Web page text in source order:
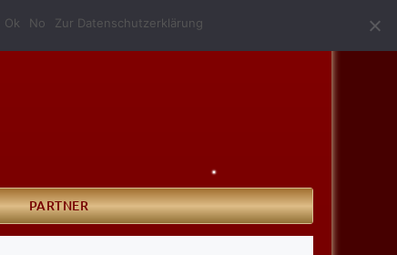
(0340) 52 10 146 info@grillundimbissmerkel.de
PARTNER
Ok No Zur Datenschutzerklärung